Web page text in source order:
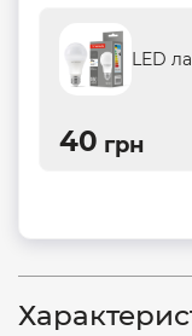
LED
40 грн